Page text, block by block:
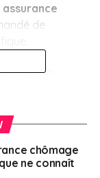
de
grave,
frais liés
à votre
Les
des
chômage
ne connaît